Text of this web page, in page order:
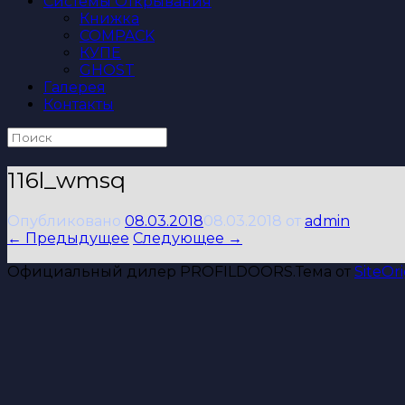
Книжка
COMPACK
КУПЕ
GHOST
Галерея
Контакты
Поиск
по:
116l_wmsq
Опубликовано 08.03.201808.03.2018 от admin
← Предыдущее Следующее →
Официальный дилер PROFILDOORS.Тема от